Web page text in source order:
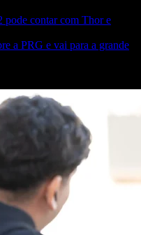
pode contar com Thor e
a PRG e vai para a grande